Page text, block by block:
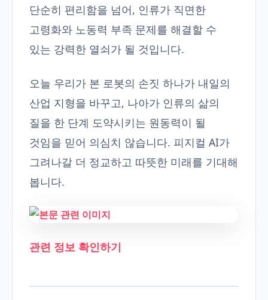
단순히 편리함을 넘어, 인류가 직면한
고령화와 노동력 부족 문제를 해결할 수
있는 강력한 열쇠가 될 것입니다.
오늘 우리가 본 로봇의 손짓 하나가 내일의
산업 지형을 바꾸고, 나아가 인류의 삶의
질을 한 단계 도약시키는 원동력이 될
것임을 믿어 의심치 않습니다. 피지컬 AI가
그려나갈 더 정교하고 따뜻한 미래를 기대해
봅니다.
관련 정보 확인하기